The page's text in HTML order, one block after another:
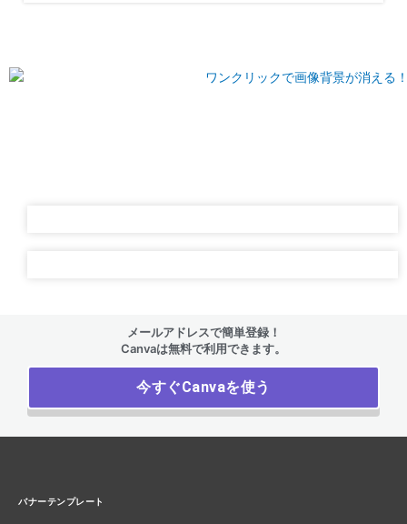
メールアドレスで簡単登録！
Canvaは無料で利用できます。
今すぐCanvaを使う
バナーテンプレート